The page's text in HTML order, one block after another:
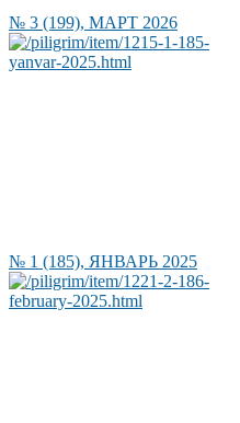
№ 3 (199), МАРТ 2026
№ 1 (185), ЯНВАРЬ 2025